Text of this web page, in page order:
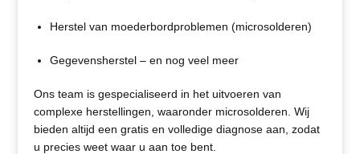
Herstel van moederbordproblemen (microsolderen)
Gegevensherstel – en nog veel meer
Ons team is gespecialiseerd in het uitvoeren van
complexe herstellingen, waaronder microsolderen. Wij
bieden altijd een gratis en volledige diagnose aan, zodat
u precies weet waar u aan toe bent.